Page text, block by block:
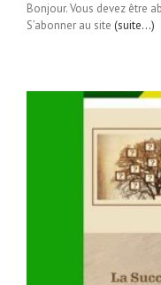
Bonjour. Vous devez être
S’abonner au site (suite…)